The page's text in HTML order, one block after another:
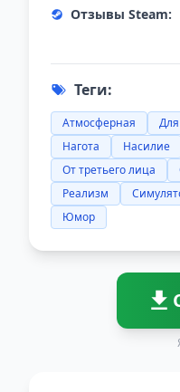
Отзывы Steam:
Теги:
Атмосферная
Нагота
Насилие
От третьего лица
Реализм
Юмор